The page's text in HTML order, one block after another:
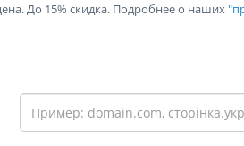
До 15% скидка. Подробнее о наших